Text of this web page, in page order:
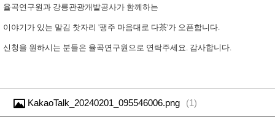
율곡연구원과 강릉관광개발공사가 함께하는
이야기가 있는 맡김 찻자리 '팽주 마음대로 다茶'가 오픈합니다.
신청을 원하시는 분들은 율곡연구원으로 연락주세요. 감사합니다.
KakaoTalk_20240201_095546006.png (1)